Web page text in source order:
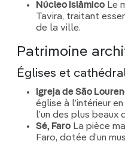
Núcleo Islâmico Le
Tavira, traitant
de la ville.
Patrimoine
Églises et
Igreja de São
église à l’intérieur
l’un des plus beaux
Sé, Faro La pièce
Faro, dotée d’un